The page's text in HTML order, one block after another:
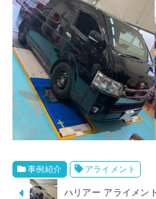
事例紹介 アライメント
ハリアー アライメン